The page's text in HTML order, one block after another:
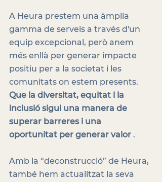
A Heura prestem una àmplia
gamma de serveis a través d'un
equip excepcional, però anem
més enllà per generar impacte
positiu per a la societat i les
comunitats on estem presents.
Que la diversitat, equitat i la
inclusió sigui una manera de
superar barreres i una
oportunitat per generar valor .
Amb la “deconstrucció” de Heura,
també hem actualitzat la seva